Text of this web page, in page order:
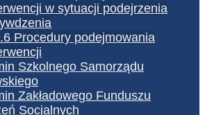
w sytuacji podejrzenia
Procedury podejmowania
Szkolnego Samorządu
Zakładowego Funduszu
Socjalnych